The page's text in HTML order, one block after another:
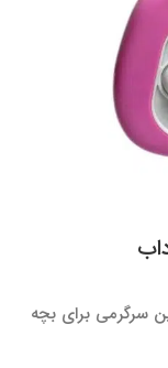
سرگرمی برای بچه